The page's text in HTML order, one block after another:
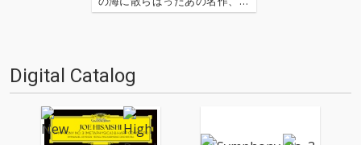
の名作たちをひとつにまとめる
は…'''1.過去作の最新リマスター
音源 2.これまで未配信…
Digital Catalog